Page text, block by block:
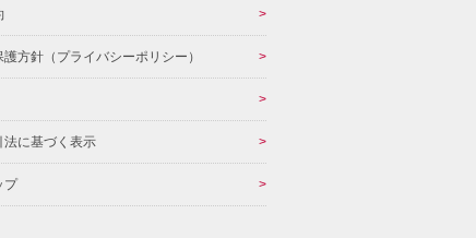
方針（プライバシーポリシー）
法に基づく表示
プ